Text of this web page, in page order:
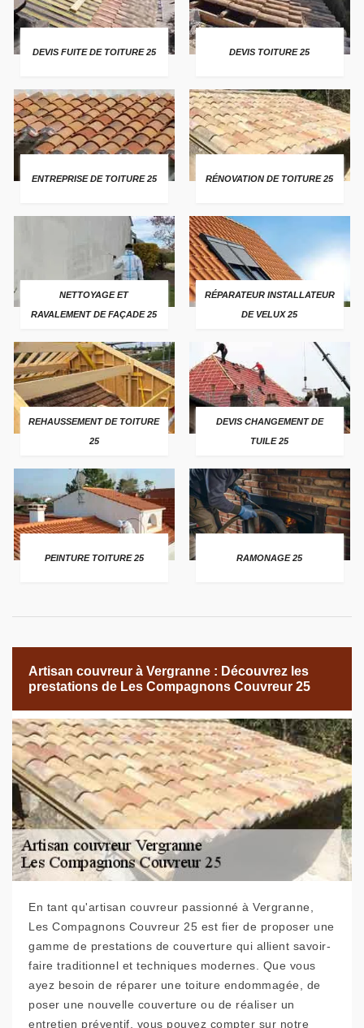
DEVIS FUITE DE TOITURE 25 DEVIS TOITURE 25
ENTREPRISE DE TOITURE 25 RÉNOVATION DE TOITURE 25
NETTOYAGE ET
RAVALEMENT DE FAÇADE 25
RÉPARATEUR INSTALLATEUR
DE VELUX 25
REHAUSSEMENT DE TOITURE
25
DEVIS CHANGEMENT DE
TUILE 25
PEINTURE TOITURE 25 RAMONAGE 25
Artisan couvreur à Vergranne : Découvrez les
prestations de Les Compagnons Couvreur 25
En tant qu'artisan couvreur passionné à Vergranne,
Les Compagnons Couvreur 25 est fier de proposer une
gamme de prestations de couverture qui allient savoir-
faire traditionnel et techniques modernes. Que vous
ayez besoin de réparer une toiture endommagée, de
poser une nouvelle couverture ou de réaliser un
entretien préventif, vous pouvez compter sur notre